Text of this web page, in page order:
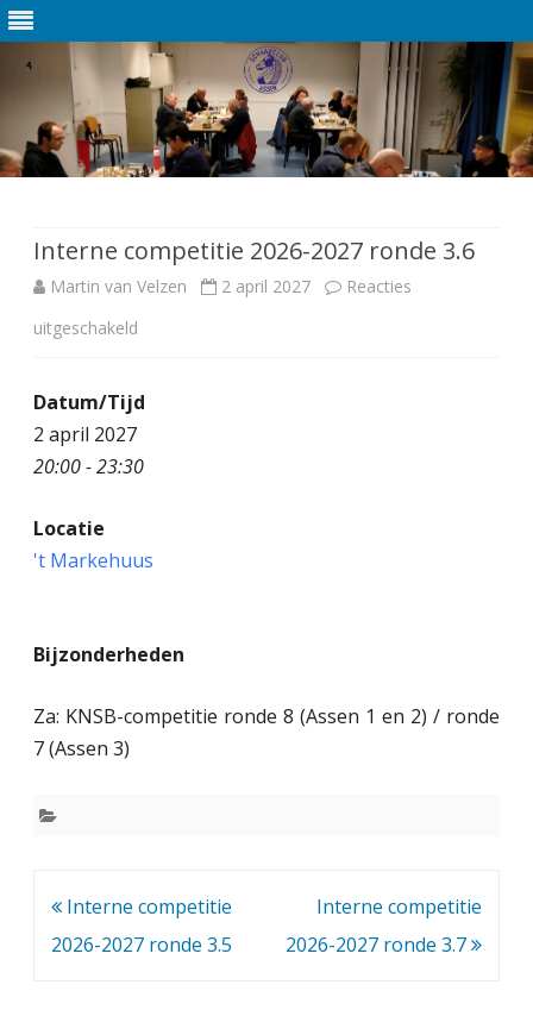
de
inhoud
Interne competitie 2026-2027 ronde 3.6
Martin van Velzen 2 april 2027
Reacties
uitgeschakeld
o
r
p
e
Datum/Tijd
2 april 2027
20:00 - 23:30
Locatie
't Markehuus
Bijzonderheden
Za: KNSB-competitie ronde 8 (Assen 1 en 2) / ronde
7 (Assen 3)
Bericht
navigatie
Interne competitie
2026-2027 ronde 3.5
Interne competitie
2026-2027 ronde 3.7